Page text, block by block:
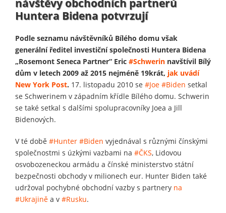
návštěvy obchodních partnerů
Huntera Bidena potvrzují
Podle seznamu návštěvníků Bílého domu však
generální ředitel investiční společnosti Huntera Bidena
„Rosemont Seneca Partner“ Eric #Schwerin navštívil Bílý
dům v letech 2009 až 2015 nejméně 19krát, jak uvádí
New York Post. 17. listopadu 2010 se #Joe #Biden setkal
se Schwerinem v západním křídle Bílého domu. Schwerin
se také setkal s dalšími spolupracovníky Joea a Jill
Bidenových.
V té době #Hunter #Biden vyjednával s různými čínskými
společnostmi s úzkými vazbami na #ČKS, Lidovou
osvobozeneckou armádu a čínské ministerstvo státní
bezpečnosti obchody v milionech eur. Hunter Biden také
udržoval pochybné obchodní vazby s partnery na
#Ukrajině a v #Rusku.